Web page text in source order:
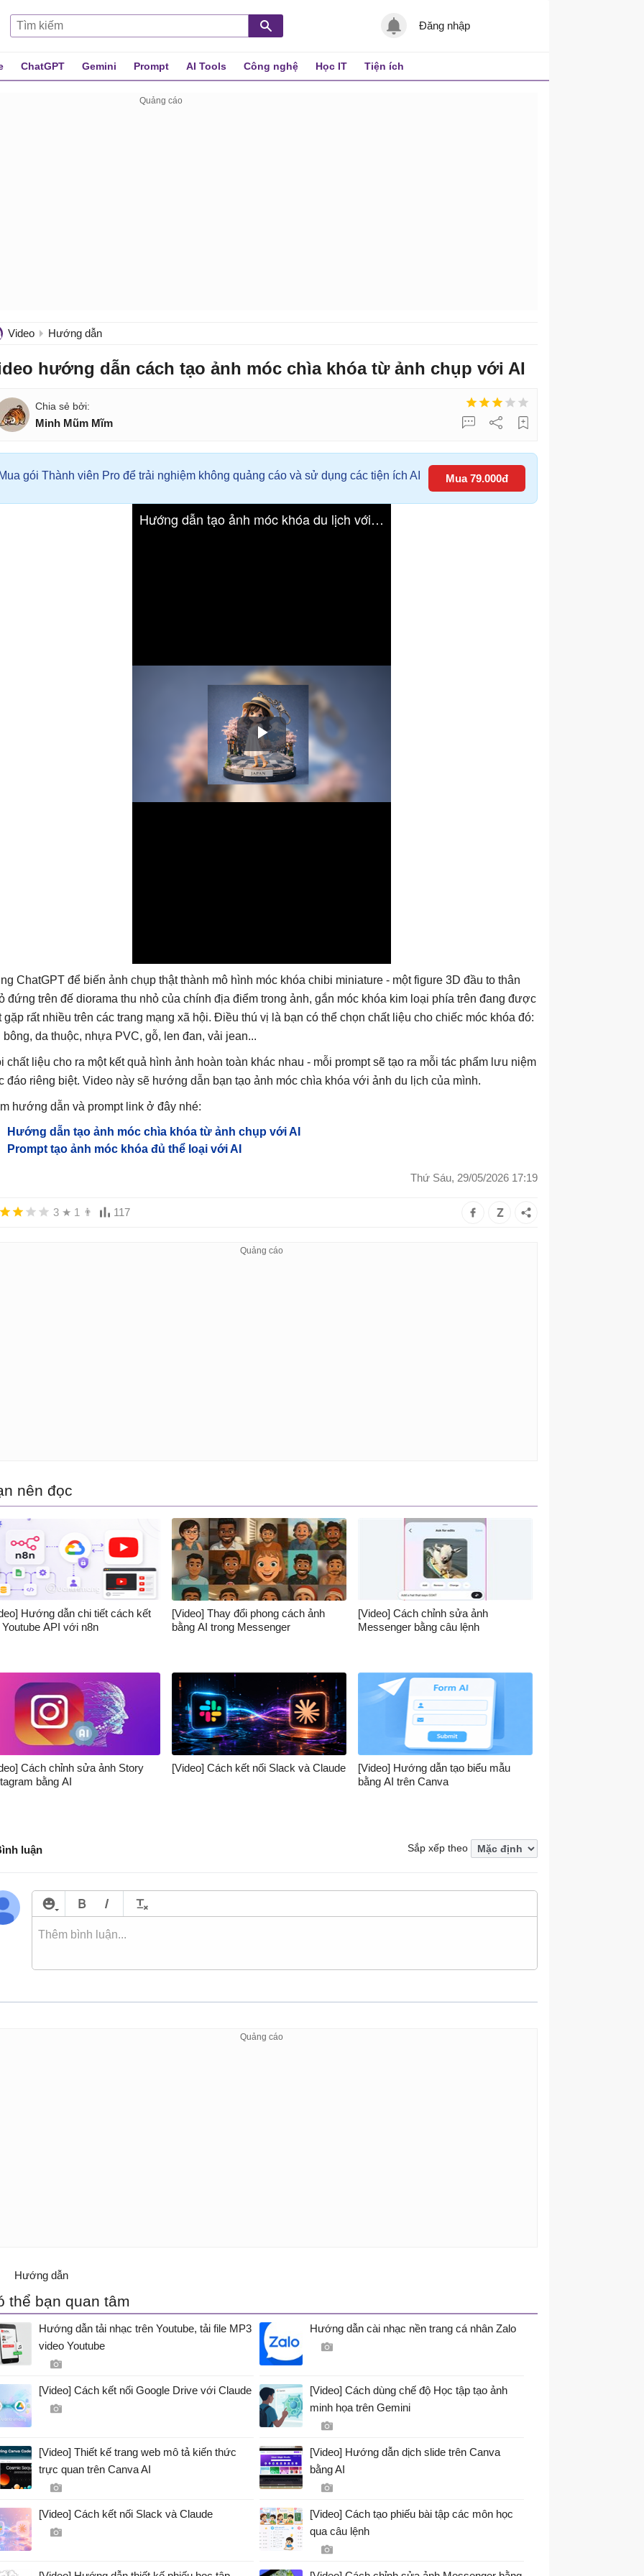
Đăng nhập
ChatGPT Gemini Prompt AI Tools Công nghệ Học IT Tiện ích
Video Hướng dẫn
hướng dẫn cách tạo ảnh móc chìa khóa từ ảnh chụp với AI
Minh Mũm Mĩm
gói Thành viên Pro để trải nghiệm không quảng cáo và sử dụng các tiện ích AI Mua 79.000đ
ChatGPT để biến ảnh chụp thật thành mô hình móc khóa chibi miniature - một figure 3D đầu to thân
đứng trên đế diorama thu nhỏ của chính địa điểm trong ảnh, gắn móc khóa kim loại phía trên đang được
gặp rất nhiều trên các trang mạng xã hội. Điều thú vị là bạn có thể chọn chất liệu cho chiếc móc khóa đó:
bông, da thuộc, nhựa PVC, gỗ, len đan, vải jean...
chất liệu cho ra một kết quả hình ảnh hoàn toàn khác nhau - mỗi prompt sẽ tạo ra mỗi tác phẩm lưu niệm
đáo riêng biệt. Video này sẽ hướng dẫn bạn tạo ảnh móc chìa khóa với ảnh du lịch của mình.
hướng dẫn và prompt link ở đây nhé:
Hướng dẫn tạo ảnh móc chìa khóa từ ảnh chụp với AI
Prompt tạo ảnh móc khóa đủ thể loại với AI
Thứ Sáu, 29/05/2026 17:19
3 ★ 1 👨 117
nên đọc
Hướng dẫn chi tiết cách kết
Youtube API với n8n
[Video] Thay đổi phong cách ảnh
bằng AI trong Messenger
[Video] Cách chỉnh sửa ảnh
Messenger bằng câu lệnh
Cách chỉnh sửa ảnh Story
bằng AI
[Video] Cách kết nối Slack và Claude
[Video] Hướng dẫn tạo biểu mẫu
bằng AI trên Canva
luận Sắp xếp theo
Hướng dẫn
thể bạn quan tâm
Hướng dẫn tải nhạc trên Youtube, tải file MP3
video Youtube
Hướng dẫn cài nhạc nền trang cá nhân Zalo
[Video] Cách kết nối Google Drive với Claude
[Video] Cách dùng chế độ Học tập tạo ảnh
minh họa trên Gemini
[Video] Thiết kế trang web mô tả kiến thức
trực quan trên Canva AI
[Video] Hướng dẫn dịch slide trên Canva
bằng AI
[Video] Cách kết nối Slack và Claude
[Video] Cách tạo phiếu bài tập các môn học
qua câu lệnh